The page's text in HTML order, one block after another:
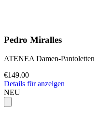
Pedro Miralles
ATENEA Damen-
€149.00
Details für anzeigen
NEU